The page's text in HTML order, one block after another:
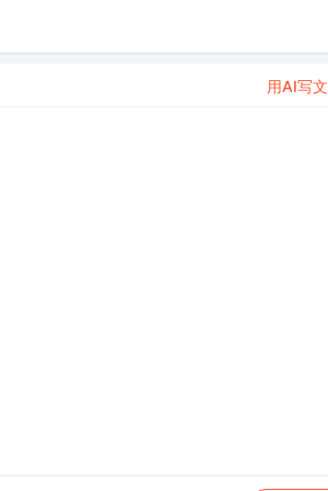
用AI写